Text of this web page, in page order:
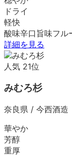
ドライ
軽快
酸味辛口 旨味フル
詳細を見る
人気 21位
みむろ杉
奈良県 / 今西酒造
華やか
芳醇
重厚